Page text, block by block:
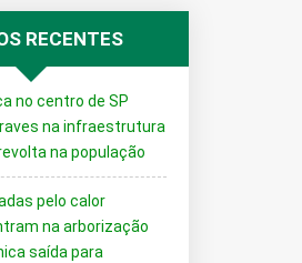
RECENTES
no centro de SP
na infraestrutura
na população
pelo calor
na arborização
saída para